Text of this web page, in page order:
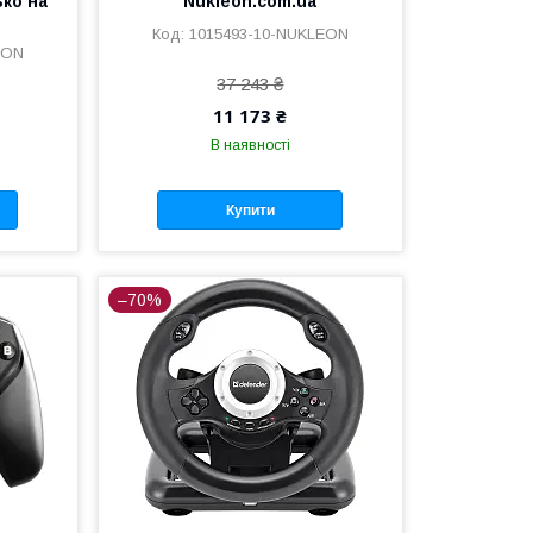
1015493-10-NUKLEON
37 243 ₴
11 173 ₴
В наявності
Купити
–70%